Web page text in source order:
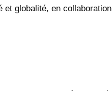
et globalité, en collaboration